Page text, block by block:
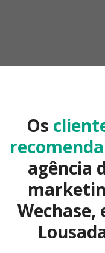
Os
agência
Wechase,
José Pedro
Twobrothers
Colaboramos já há 10
anos, com troca de
ideias regulares para
testarmos.
online, Email
alterações na loja